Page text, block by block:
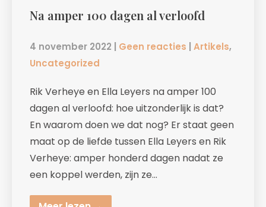
Na amper 100 dagen al verloofd
4 november 2022 Geen reacties Artikels,
Uncategorized
Rik Verheye en Ella Leyers na amper 100
dagen al verloofd: hoe uitzonderlijk is dat?
En waarom doen we dat nog? Er staat geen
maat op de liefde tussen Ella Leyers en Rik
Verheye: amper honderd dagen nadat ze
een koppel werden, zijn ze…